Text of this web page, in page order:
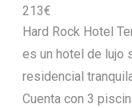
213€
Hard Rock Hotel
es un hotel de lujo
residencial
Cuenta con 3